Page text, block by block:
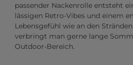
passender Nackenrolle entsteht
lässigen Retro-Vibes und einem
Lebensgefühl wie an den
verbringt man gerne lange
Outdoor-Bereich.